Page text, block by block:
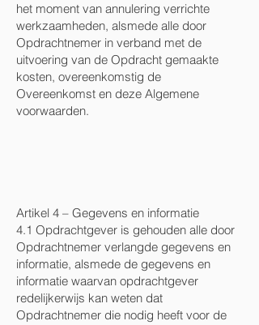
het moment van annulering verrichte
werkzaamheden, alsmede alle door
Opdrachtnemer in verband met de
uitvoering van de Opdracht gemaakte
kosten, overeenkomstig de
Overeenkomst en deze Algemene
voorwaarden.
Artikel 4 – Gegevens en informatie
4.1 Opdrachtgever is gehouden alle door
Opdrachtnemer verlangde gegevens en
informatie, alsmede de gegevens en
informatie waarvan opdrachtgever
redelijkerwijs kan weten dat
Opdrachtnemer die nodig heeft voor de